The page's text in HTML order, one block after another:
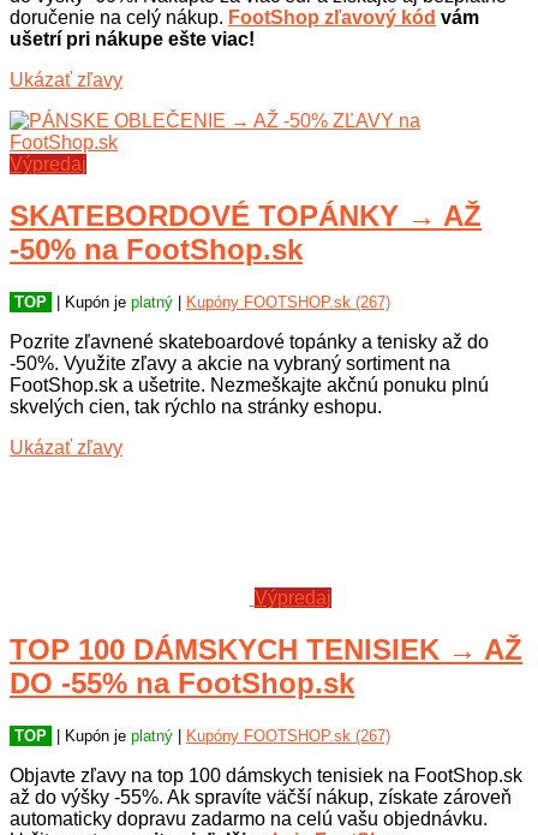
doručenie na celý nákup. FootShop zľavový kód vám
ušetrí pri nákupe ešte viac!
Ukázať zľavy
Výpredaj
SKATEBORDOVÉ TOPÁNKY → AŽ
-50% na FootShop.sk
TOP | Kupón je platný | Kupóny FOOTSHOP.sk (267)
Pozrite zľavnené skateboardové topánky a tenisky až do
-50%. Využite zľavy a akcie na vybraný sortiment na
FootShop.sk a ušetrite. Nezmeškajte akčnú ponuku plnú
skvelých cien, tak rýchlo na stránky eshopu.
Ukázať zľavy
Výpredaj
TOP 100 DÁMSKYCH TENISIEK → AŽ
DO -55% na FootShop.sk
TOP | Kupón je platný | Kupóny FOOTSHOP.sk (267)
Objavte zľavy na top 100 dámskych tenisiek na FootShop.sk
až do výšky -55%. Ak spravíte väčší nákup, získate zároveň
automaticky dopravu zadarmo na celú vašu objednávku.